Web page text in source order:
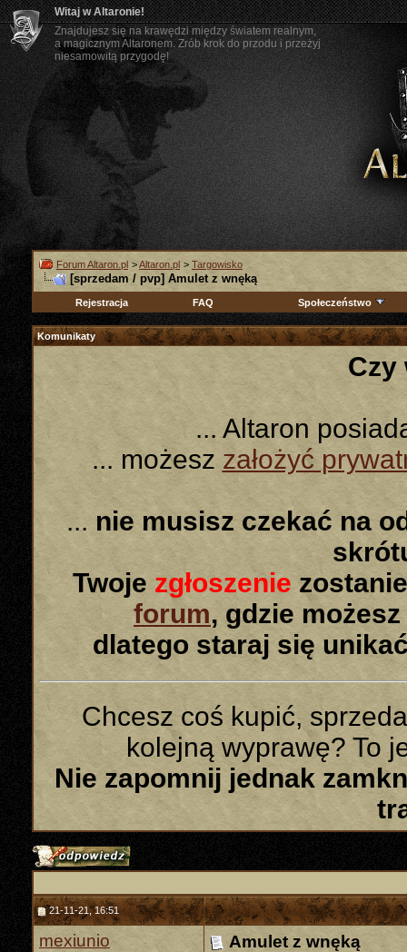
Witaj w Altaronie!
Znajdujesz się na krawędzi między światem realnym,
a magicznym Altaronem. Zrób krok do przodu i przeżyj
niesamowitą przygodę!
Forum Altaron.pl >Altaron.pl > Targowisko
[sprzedam / pvp] Amulet z wnęką
Rejestracja FAQ Społeczeństwo
Komunikaty
Czy
... Altaron
... możeszzałożyć
... nie musisz czekać na
Twoje zgłoszenie
forum, gdzie
dlatego staraj się
Chcesz coś kupić,
kolejną wyprawę? To
Nie zapomnij jednak
21-11-21, 16:51
mexiunio Amulet z wnęką